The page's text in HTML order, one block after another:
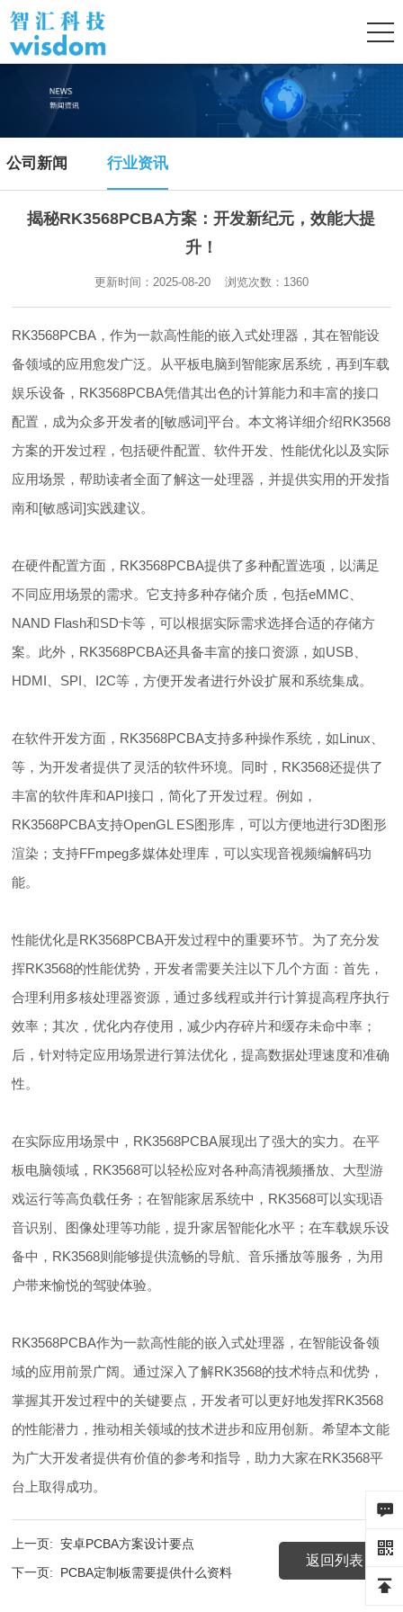
公司新闻 行业资讯
揭秘RK3568PCBA方案：开发新纪元，效能大提
升！
更新时间：2025-08-20 浏览次数： 1360
RK3568PCBA，作为一款高性能的嵌入式处理器，其在智能设
备领域的应用愈发广泛。从平板电脑到智能家居系统，再到车载
娱乐设备，RK3568PCBA凭借其出色的计算能力和丰富的接口
配置，成为众多开发者的[敏感词]平台。本文将详细介绍RK3568
方案的开发过程，包括硬件配置、软件开发、性能优化以及实际
应用场景，帮助读者全面了解这一处理器，并提供实用的开发指
南和[敏感词]实践建议。
在硬件配置方面，RK3568PCBA提供了多种配置选项，以满足
不同应用场景的需求。它支持多种存储介质，包括eMMC、
NAND Flash和SD卡等，可以根据实际需求选择合适的存储方
案。此外，RK3568PCBA还具备丰富的接口资源，如USB、
HDMI、SPI、I2C等，方便开发者进行外设扩展和系统集成。
在软件开发方面，RK3568PCBA支持多种操作系统，如Linux、
等，为开发者提供了灵活的软件环境。同时，RK3568还提供了
丰富的软件库和API接口，简化了开发过程。例如，
RK3568PCBA支持OpenGL ES图形库，可以方便地进行3D图形
渲染；支持FFmpeg多媒体处理库，可以实现音视频编解码功
能。
性能优化是RK3568PCBA开发过程中的重要环节。为了充分发
挥RK3568的性能优势，开发者需要关注以下几个方面：首先，
合理利用多核处理器资源，通过多线程或并行计算提高程序执行
效率；其次，优化内存使用，减少内存碎片和缓存未命中率；
后，针对特定应用场景进行算法优化，提高数据处理速度和准确
性。
在实际应用场景中，RK3568PCBA展现出了强大的实力。在平
板电脑领域，RK3568可以轻松应对各种高清视频播放、大型游
戏运行等高负载任务；在智能家居系统中，RK3568可以实现语
音识别、图像处理等功能，提升家居智能化水平；在车载娱乐设
备中，RK3568则能够提供流畅的导航、音乐播放等服务，为用
户带来愉悦的驾驶体验。
RK3568PCBA作为一款高性能的嵌入式处理器，在智能设备领
域的应用前景广阔。通过深入了解RK3568的技术特点和优势，
掌握其开发过程中的关键要点，开发者可以更好地发挥RK3568
的性能潜力，推动相关领域的技术进步和应用创新。希望本文能
为广大开发者提供有价值的参考和指导，助力大家在RK3568平
台上取得成功。
返回列表
上一页:安卓PCBA方案设计要点
下一页: PCBA定制板需要提供什么资料